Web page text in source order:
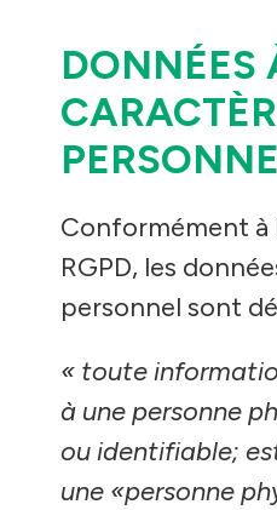
DONNÉES
Conformément à
RGPD, les
personnel sont
« toute
à une personne
ou identifiable;
une «personne